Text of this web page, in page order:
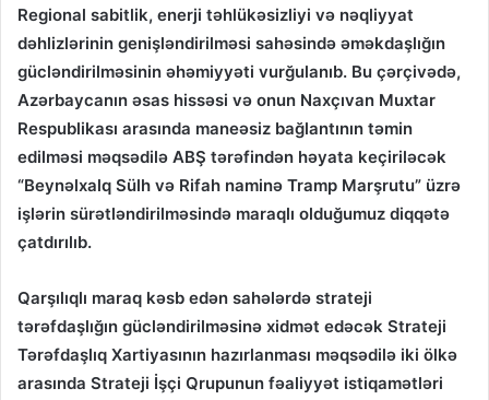
Regional sabitlik, enerji təhlükəsizliyi və nəqliyyat
dəhlizlərinin genişləndirilməsi sahəsində əməkdaşlığın
gücləndirilməsinin əhəmiyyəti vurğulanıb. Bu çərçivədə,
Azərbaycanın əsas hissəsi və onun Naxçıvan Muxtar
Respublikası arasında maneəsiz bağlantının təmin
edilməsi məqsədilə ABŞ tərəfindən həyata keçiriləcək
“Beynəlxalq Sülh və Rifah naminə Tramp Marşrutu” üzrə
işlərin sürətləndirilməsində maraqlı olduğumuz diqqətə
çatdırılıb.
Qarşılıqlı maraq kəsb edən sahələrdə strateji
tərəfdaşlığın gücləndirilməsinə xidmət edəcək Strateji
Tərəfdaşlıq Xartiyasının hazırlanması məqsədilə iki ölkə
arasında Strateji İşçi Qrupunun fəaliyyət istiqamətləri